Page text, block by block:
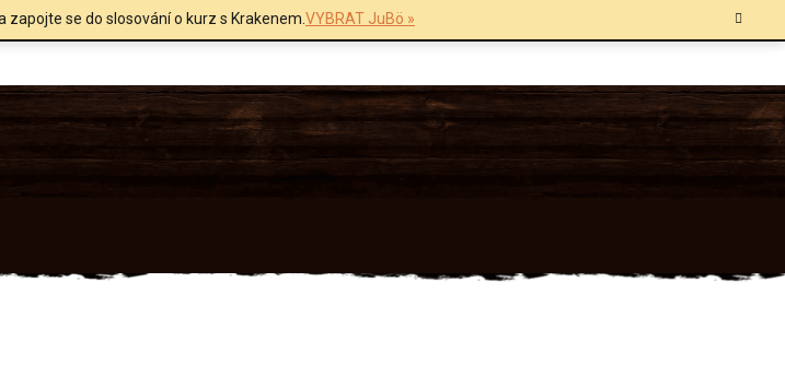
se do slosování o kurz s Krakenem.VYBRAT JuBö »